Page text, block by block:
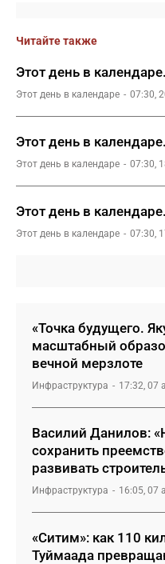
Читайте также
Этот день в
Этот день в календаре 07:30,
Этот день в
Этот день в календаре 07:30,
Этот день в
Этот день в календаре 07:30,
«Точка будущего.
масштабный
вечной мерзлоте
Инфраструктура 17:32, 07
Василий Данилов:
сохранить
развивать
Инфраструктура 16:05, 07
«Ситим»: как 110
Туймаада